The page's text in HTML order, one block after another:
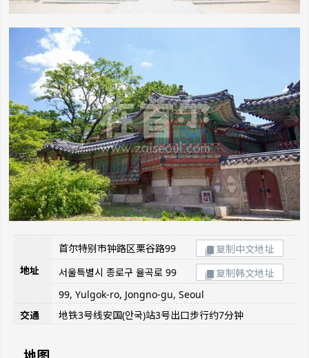
地址
首尔特别市钟路区栗谷路99
复制中文地址
서울특별시 종로구 율곡로 99
复制韩文地址
99, Yulgok-ro, Jongno-gu, Seoul
交通
地铁3号线安国(안국)站3号出口步行约7分钟